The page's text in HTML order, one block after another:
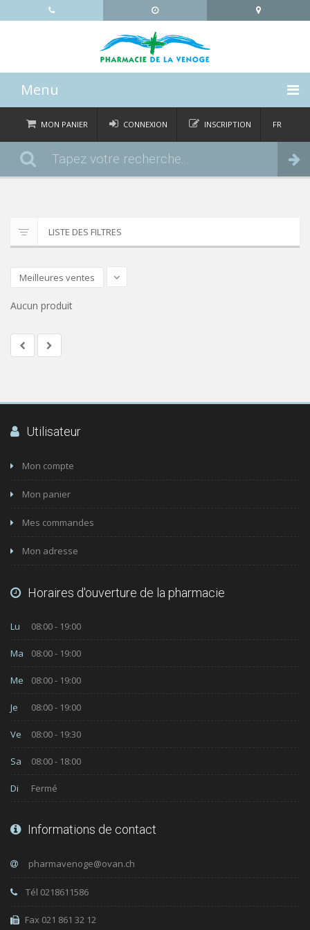
Menu
ACCUEIL
CATÉGORIES
CONTACT
MON PANIER
Commander
CONNEXION INSCRIPTION FR
LISTE DES FILTRES
Meilleures ventes
Aucun produit
Utilisateur
Mon compte
Mon panier
Mes commandes
Mon adresse
Horaires d'ouverture de la pharmacie
Lu 08:00 - 19:00
Ma 08:00 - 19:00
Me 08:00 - 19:00
Je 08:00 - 19:00
Ve 08:00 - 19:30
Sa 08:00 - 18:00
Di Fermé
Informations de contact
Tél 0218611586
Fax 021 861 32 12